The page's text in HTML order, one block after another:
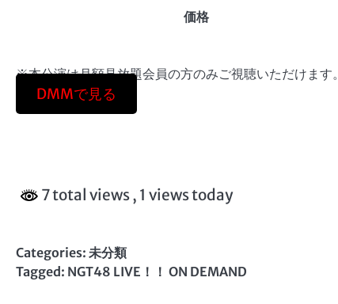
価格
※本公演は月額見放題会員の方のみご視聴いただけます。
DMMで見る
7 total views, 1 views today
Categories: 未分類
Tagged: NGT48 LIVE！！ ON DEMAND